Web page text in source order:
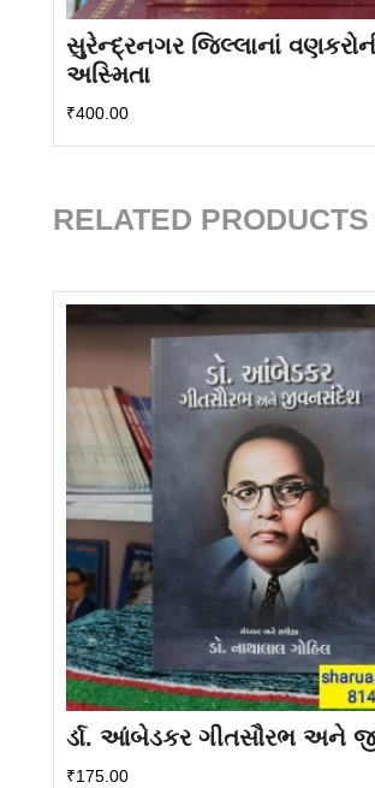
સુરેન્દ્રનગર જિલ્લાનાં
અસ્મિતા
₹400.00
RELATED PRODUCTS
ર્ડા. આંબેડકર ગીતસૌરભ અને
₹175.00